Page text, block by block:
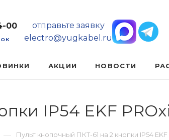
00
отправьте заявку
electro@yugkabel.ru
АКЦИИ НОВОСТИ
IP54 EKF
— Пульт кнопочный ПКТ-61 на 2 кнопки IP54